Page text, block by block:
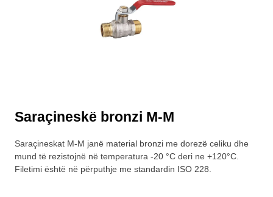
Saraçineskë bronzi M-M
Saraçineskat M-M janë material bronzi me dorezë celiku dhe
mund të rezistojnë në temperatura -20 °C deri ne +120°C.
Filetimi është në përputhje me standardin ISO 228.